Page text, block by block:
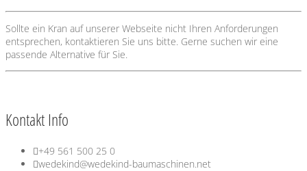
Sollte ein Kran auf unserer Webseite nicht Ihren Anforderungen
entsprechen, kontaktieren Sie uns bitte. Gerne suchen wir eine
passende Alternative für Sie.
Kontakt Info
+49 561 500 25 0
wedekind@wedekind-baumaschinen.net